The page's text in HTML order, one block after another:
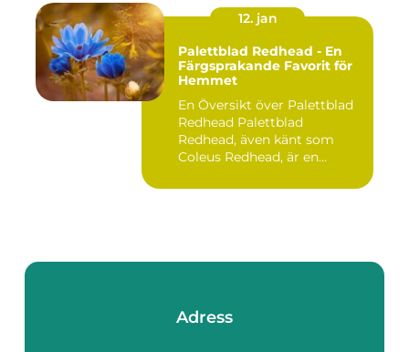
12. jan
Palettblad Redhead - En
Färgsprakande Favorit för
Hemmet
En Översikt över Palettblad
Redhead Palettblad
Redhead, även känt som
Coleus Redhead, är en
Adress